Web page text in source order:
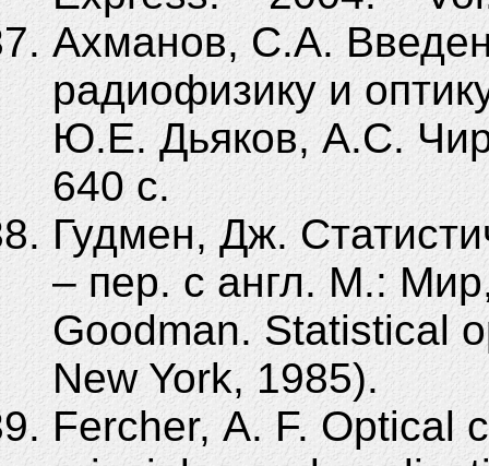
Ахманов, С.А.
радиофизику и
Ю.Е. Дьяков, А.С.
640 с.
Гудмен, Дж.
– пер. с англ. М.:
Goodman. Statistical
New York, 1985).
Fercher, A. F. Optical